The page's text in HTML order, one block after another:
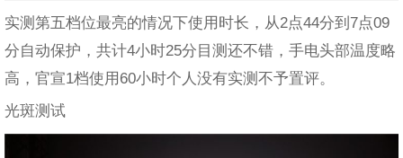
实测第五档位最亮的情况下使用时长，从2点44分到7点09
分自动保护，共计4小时25分目测还不错，手电头部温度略
高，官宣1档使用60小时个人没有实测不予置评。
光斑测试